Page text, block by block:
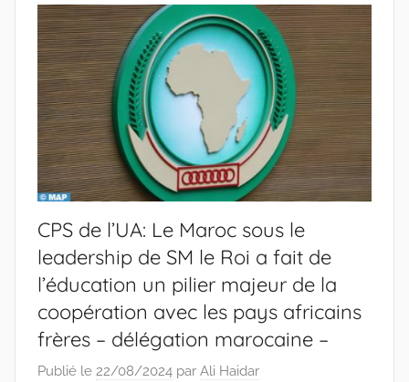
CPS de l’UA: Le Maroc sous le
leadership de SM le Roi a fait de
l’éducation un pilier majeur de la
coopération avec les pays africains
frères – délégation marocaine –
Publié le 22/08/2024 par Ali Haidar